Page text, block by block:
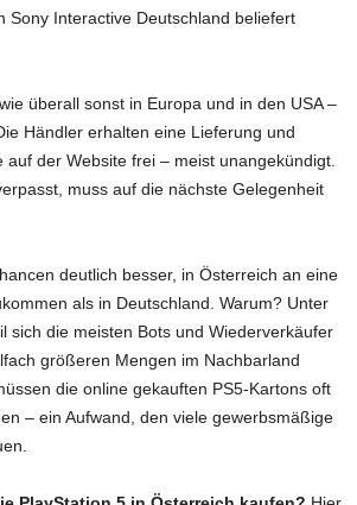
Sony Interactive Deutschland beliefert
überall sonst in Europa und in den USA –
Händler erhalten eine Lieferung und
auf der Website frei – meist unangekündigt.
muss auf die nächste Gelegenheit
deutlich besser, in Österreich an eine
als in Deutschland. Warum? Unter
sich die meisten Bots und Wiederverkäufer
größeren Mengen im Nachbarland
die online gekauften PS5-Kartons oft
– ein Aufwand, den viele gewerbsmäßige